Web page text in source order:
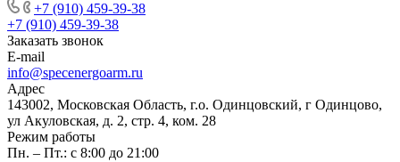
+7 (910) 459-39-38
+7 (910) 459-39-38
Заказать звонок
E-mail
info@specenergoarm.ru
Адрес
143002, Московская Область, г.о. Одинцовский, г Одинцово,
ул Акуловская, д. 2, стр. 4, ком. 28
Режим работы
Пн. – Пт.: с 8:00 до 21:00